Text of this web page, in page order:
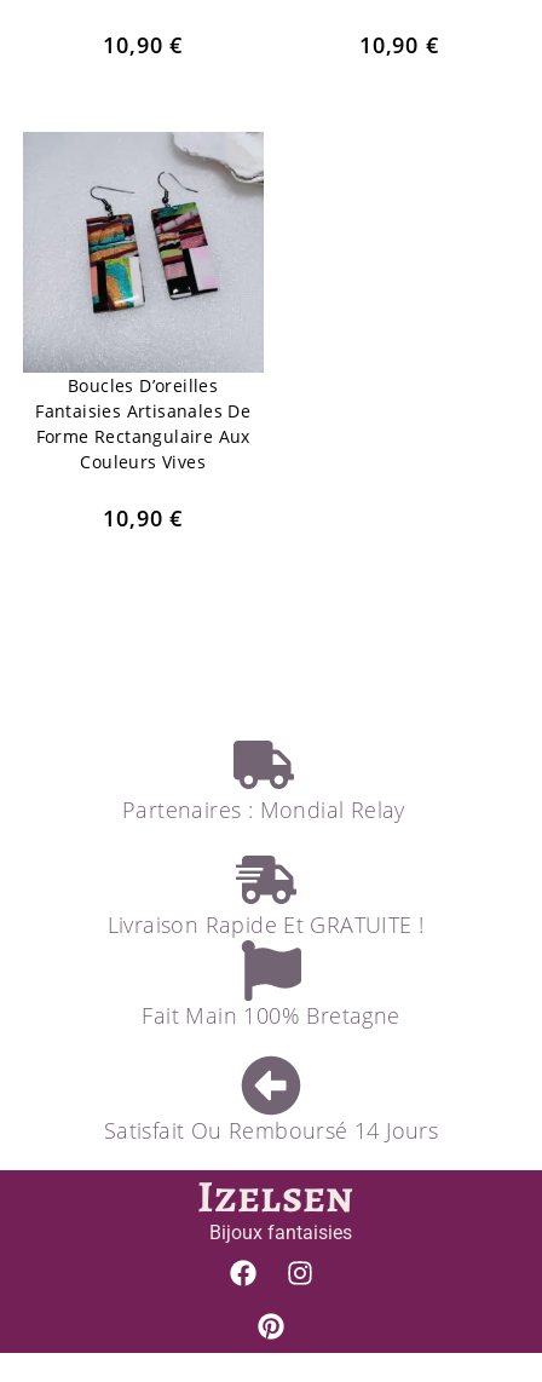
10,90€ 10,90 €
Boucles D’oreilles
Fantaisies Artisanales De
Forme Rectangulaire Aux
Couleurs Vives
10,90€
Partenaires : Mondial Relay
Livraison Rapide Et GRATUITE !
Fait Main 100% Bretagne
Satisfait Ou Remboursé 14 Jours
Izelsen
Bijoux fantaisies